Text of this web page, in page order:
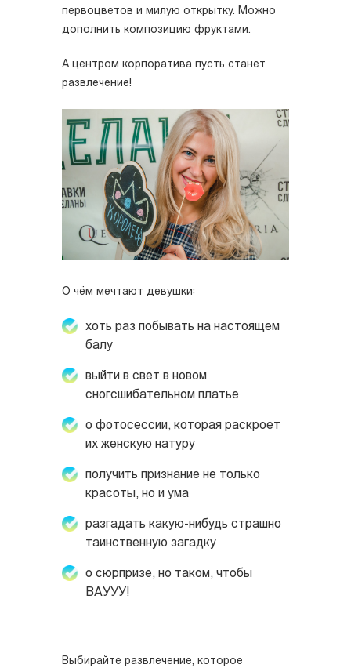
первоцветов и милую открытку. Можно
дополнить композицию фруктами.
А центром корпоратива пусть станет
развлечение!
О чём мечтают девушки:
хоть раз побывать на настоящем
балу
выйти в свет в новом
сногсшибательном платье
о фотосессии, которая раскроет
их женскую натуру
получить признание не только
красоты, но и ума
разгадать какую-нибудь страшно
таинственную загадку
о сюрпризе, но таком, чтобы
ВАУУУ!
Выбирайте развлечение, которое